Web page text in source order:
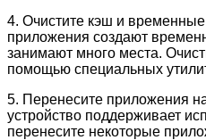
4. Очистите кэш и
приложения создают
занимают много места.
помощью специальных
5. Перенесите приложения
устройство поддерживает
перенесите некоторые